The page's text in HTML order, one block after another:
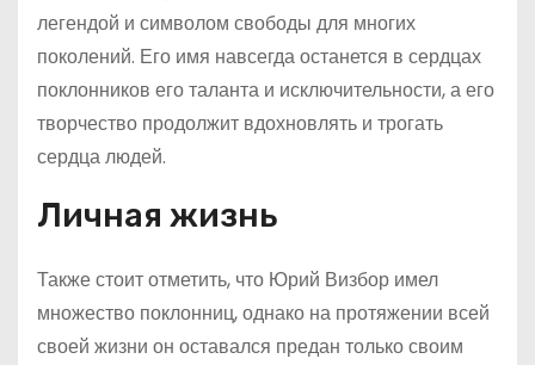
легендой и символом свободы для многих
поколений. Его имя навсегда останется в сердцах
поклонников его таланта и исключительности, а его
творчество продолжит вдохновлять и трогать
сердца людей.
Личная жизнь
Также стоит отметить, что Юрий Визбор имел
множество поклонниц, однако на протяжении всей
своей жизни он оставался предан только своим